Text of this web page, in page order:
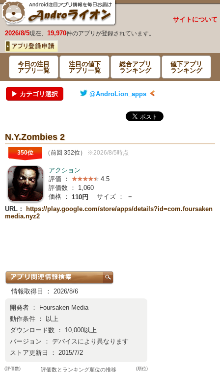
サイトについて
2026/8/5現在、 19,970件のアプリが登録されています。
今日の注目
アプリ一覧
注目の値下
アプリ一覧
総合アプリ
ランキング
値下アプリ
ランキング
▶ カテゴリ選択 @AndroLion_apps
N.Y.Zombies 2
350位 （前回 352位） ※2026/8/5時点
アクション
評価 ：
4.5
評価数 ： 1,060
価格 ： 110円 サイズ ：
－
URL：
https://play.google.com/store/apps/details?id=com.foursaken
media.nyz2
情報取得日 ： 2026/8/6
開発者 ：
Foursaken Media
動作条件 ： 以上
ダウンロード数 ： 10,000以上
バージョン ： デバイスにより異なります
ストア更新日 ： 2015/7/2
(評価数) 評価数とランキング順位の推移 (順位)